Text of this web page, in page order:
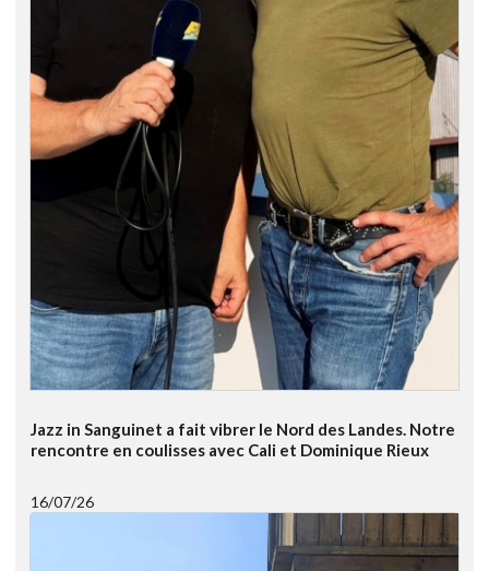
Jazz in Sanguinet a fait vibrer le Nord des Landes. Notre
rencontre en coulisses avec Cali et Dominique Rieux
16/07/26